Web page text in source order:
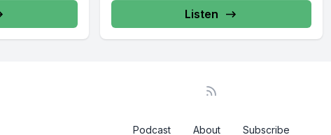
Listen
Podcast About Subscribe